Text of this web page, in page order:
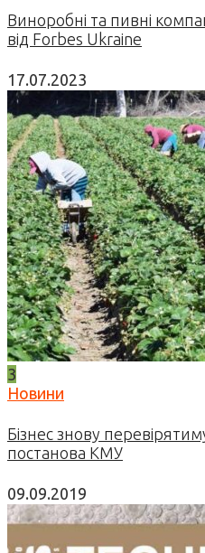
Виноробні та пивні
від Forbes Ukraine
17.07.2023
3
Новини
Бізнес знову
постанова КМУ
09.09.2019